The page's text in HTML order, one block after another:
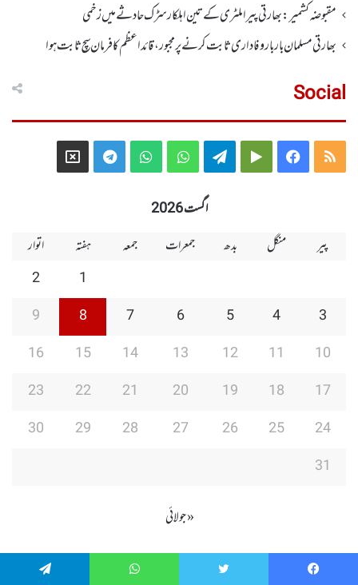
مقبوضہ کشمیر: بھارتی پیرا ملٹری کے تین اہلکار سڑک حادثے میں زخمی
بھارتی مسلمان بار بار وفاداری ثابت کرنے پر مجبور،قائداعظم کا فرمان سچ ثابت ہوا
Social
RSS
Facebook
Google
Telegram
WhatsApp
WhatsApp
Telegram
X
اگست 2026
پیر
منگل بدھ جمعرات جمعہ ہفتہ
اتوار
1
2
3
4
5
6
7
8
9
10
11
12
13
14
15
16
17
18
19
20
21
22
23
24
25
26
27
28
29
30
31
« جولائی